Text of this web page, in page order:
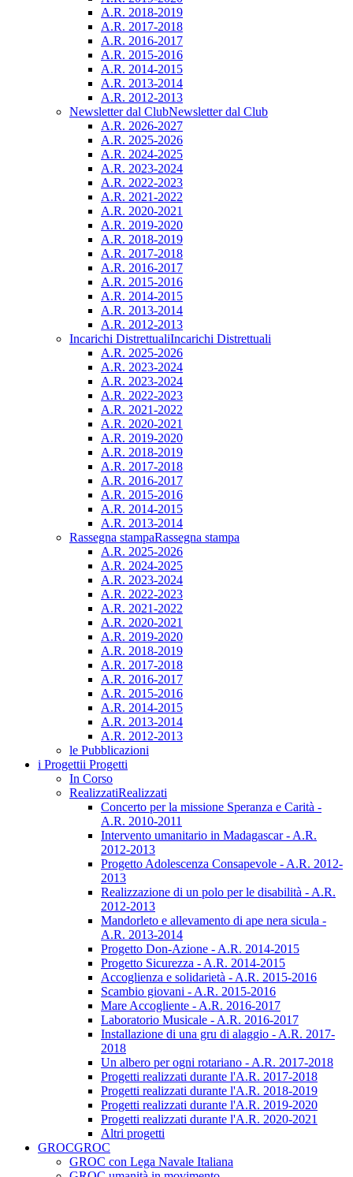
A.R. 2018-2019
A.R. 2017-2018
A.R. 2016-2017
A.R. 2015-2016
A.R. 2014-2015
A.R. 2013-2014
A.R. 2012-2013
Newsletter dal ClubNewsletter dal Club
A.R. 2026-2027
A.R. 2025-2026
A.R. 2024-2025
A.R. 2023-2024
A.R. 2022-2023
A.R. 2021-2022
A.R. 2020-2021
A.R. 2019-2020
A.R. 2018-2019
A.R. 2017-2018
A.R. 2016-2017
A.R. 2015-2016
A.R. 2014-2015
A.R. 2013-2014
A.R. 2012-2013
Incarichi DistrettualiIncarichi Distrettuali
A.R. 2025-2026
A.R. 2023-2024
A.R. 2023-2024
A.R. 2022-2023
A.R. 2021-2022
A.R. 2020-2021
A.R. 2019-2020
A.R. 2018-2019
A.R. 2017-2018
A.R. 2016-2017
A.R. 2015-2016
A.R. 2014-2015
A.R. 2013-2014
Rassegna stampaRassegna stampa
A.R. 2025-2026
A.R. 2024-2025
A.R. 2023-2024
A.R. 2022-2023
A.R. 2021-2022
A.R. 2020-2021
A.R. 2019-2020
A.R. 2018-2019
A.R. 2017-2018
A.R. 2016-2017
A.R. 2015-2016
A.R. 2014-2015
A.R. 2013-2014
A.R. 2012-2013
le Pubblicazioni
i Progettii Progetti
In Corso
RealizzatiRealizzati
Concerto per la missione Speranza e Carità -
A.R. 2010-2011
Intervento umanitario in Madagascar - A.R.
2012-2013
Progetto Adolescenza Consapevole - A.R. 2012-
2013
Realizzazione di un polo per le disabilità - A.R.
2012-2013
Mandorleto e allevamento di ape nera sicula -
A.R. 2013-2014
Progetto Don-Azione - A.R. 2014-2015
Progetto Sicurezza - A.R. 2014-2015
Accoglienza e solidarietà - A.R. 2015-2016
Scambio giovani - A.R. 2015-2016
Mare Accogliente - A.R. 2016-2017
Laboratorio Musicale - A.R. 2016-2017
Installazione di una gru di alaggio - A.R. 2017-
2018
Un albero per ogni rotariano - A.R. 2017-2018
Progetti realizzati durante l'A.R. 2017-2018
Progetti realizzati durante l'A.R. 2018-2019
Progetti realizzati durante l'A.R. 2019-2020
Progetti realizzati durante l'A.R. 2020-2021
Altri progetti
GROCGROC
GROC con Lega Navale Italiana